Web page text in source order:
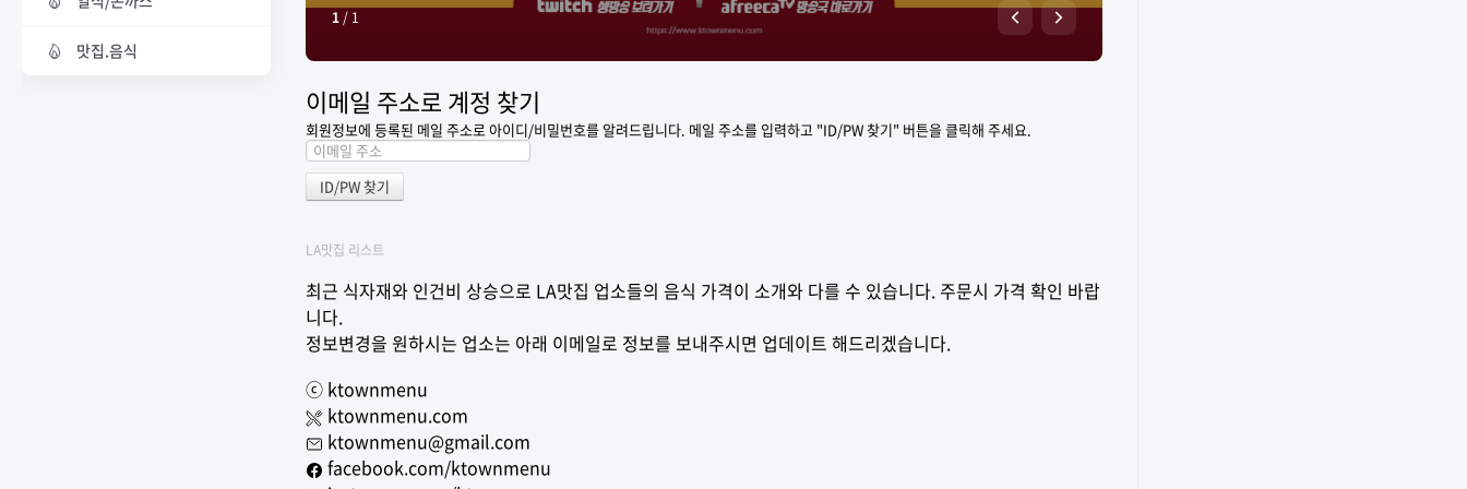
맛집.음식
1/ 1
이메일 주소로 계정 찾기
회원정보에 등록된 메일 주소로 아이디/비밀번호를 알려드립니다. 메일 주소를 입력하고 "ID/PW 찾기" 버튼을 클릭해 주세요.
LA맛집 리스트
최근 식자재와 인건비 상승으로 LA맛집 업소들의 음식 가격이 소개와 다를 수 있습니다. 주문시 가격 확인 바랍
니다.
정보변경을 원하시는 업소는 아래 이메일로 정보를 보내주시면 업데이트 해드리겠습니다.
ⓒ ktownmenu
ktownmenu.com
ktownmenu@gmail.com
facebook.com/ktownmenu